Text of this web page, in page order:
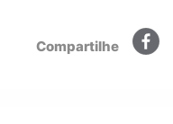
Compartilhe